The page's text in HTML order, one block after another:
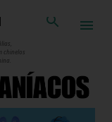
chinelos